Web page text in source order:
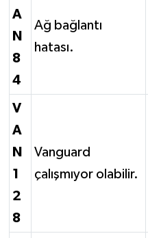
A
N
8
4
Ağ bağlantı
hatası.
V
A
N
1
2
8
Vanguard
çalışmıyor olabilir.